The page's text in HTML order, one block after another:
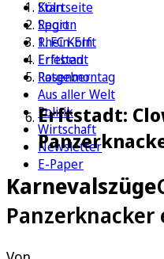
Köln
Sport
1. FC Köln
Erleben
Ratgeber
Aus aller Welt
Politik
Wirtschaft
Newsletter
E-Paper
Startseite
Region
Rhein-Erft
Erftstadt
Rosenmontag
Erftstadt:
Karnevalszüge